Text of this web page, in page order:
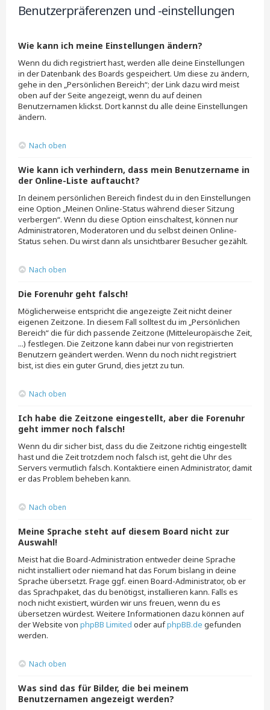
Benutzerpräferenzen und -einstellungen
Wie kann ich meine Einstellungen ändern?
Wenn du dich registriert hast, werden alle deine Einstellungen
in der Datenbank des Boards gespeichert. Um diese zu ändern,
gehe in den „Persönlichen Bereich“; der Link dazu wird meist
oben auf der Seite angezeigt, wenn du auf deinen
Benutzernamen klickst. Dort kannst du alle deine Einstellungen
ändern.
Nach oben
Wie kann ich verhindern, dass mein Benutzername in
der Online-Liste auftaucht?
In deinem persönlichen Bereich findest du in den Einstellungen
eine Option „Meinen Online-Status während dieser Sitzung
verbergen“. Wenn du diese Option einschaltest, können nur
Administratoren, Moderatoren und du selbst deinen Online-
Status sehen. Du wirst dann als unsichtbarer Besucher gezählt.
Nach oben
Die Forenuhr geht falsch!
Möglicherweise entspricht die angezeigte Zeit nicht deiner
eigenen Zeitzone. In diesem Fall solltest du im „Persönlichen
Bereich“ die für dich passende Zeitzone (Mitteleuropäische Zeit,
...) festlegen. Die Zeitzone kann dabei nur von registrierten
Benutzern geändert werden. Wenn du noch nicht registriert
bist, ist dies ein guter Grund, dies jetzt zu tun.
Nach oben
Ich habe die Zeitzone eingestellt, aber die Forenuhr
geht immer noch falsch!
Wenn du dir sicher bist, dass du die Zeitzone richtig eingestellt
hast und die Zeit trotzdem noch falsch ist, geht die Uhr des
Servers vermutlich falsch. Kontaktiere einen Administrator, damit
er das Problem beheben kann.
Nach oben
Meine Sprache steht auf diesem Board nicht zur
Auswahl!
Meist hat die Board-Administration entweder deine Sprache
nicht installiert oder niemand hat das Forum bislang in deine
Sprache übersetzt. Frage ggf. einen Board-Administrator, ob er
das Sprachpaket, das du benötigst, installieren kann. Falls es
noch nicht existiert, würden wir uns freuen, wenn du es
übersetzen würdest. Weitere Informationen dazu können auf
der Website von phpBB Limited oder aufphpBB.de gefunden
werden.
Nach oben
Was sind das für Bilder, die bei meinem
Benutzernamen angezeigt werden?